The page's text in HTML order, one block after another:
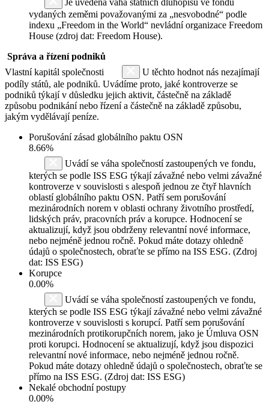
vydaných zeměmi považovanými za „nesvobodné“ podle
indexu „Freedom in the World“ nevládní organizace Freedom
House (zdroj dat: Freedom House).
Správa a řízení podniků
Vlastní kapitál společnosti
U těchto hodnot nás nezajímají
podíly států, ale podniků. Uvádíme proto, jaké kontroverze se
podniků týkají v důsledku jejich aktivit, částečně na základě
způsobu podnikání nebo řízení a částečně na základě způsobu,
jakým vydělávají peníze.
Porušování zásad globálního paktu OSN
8.66%
Uvádí se váha společností zastoupených ve fondu,
kterých se podle ISS ESG týkají závažné nebo velmi závažné
kontroverze v souvislosti s alespoň jednou ze čtyř hlavních
oblastí globálního paktu OSN. Patří sem porušování
mezinárodních norem v oblasti ochrany životního prostředí,
lidských práv, pracovních práv a korupce. Hodnocení se
aktualizují, když jsou obdrženy relevantní nové informace,
nebo nejméně jednou ročně. Pokud máte dotazy ohledně
údajů o společnostech, obraťte se přímo na ISS ESG. (Zdroj
dat: ISS ESG)
Korupce
0.00%
Uvádí se váha společností zastoupených ve fondu,
kterých se podle ISS ESG týkají závažné nebo velmi závažné
kontroverze v souvislosti s korupcí. Patří sem porušování
mezinárodních protikorupčních norem, jako je Úmluva OSN
proti korupci. Hodnocení se aktualizují, když jsou dispozici
relevantní nové informace, nebo nejméně jednou ročně.
Pokud máte dotazy ohledně údajů o společnostech, obraťte se
přímo na ISS ESG. (Zdroj dat: ISS ESG)
Nekalé obchodní postupy
0.00%